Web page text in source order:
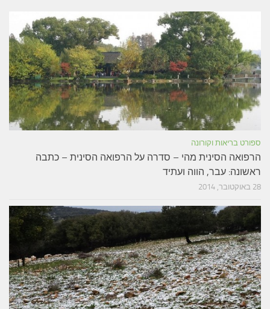
ספורט בריאות וקורונה
הרפואה הסינית מהי – סדרה על הרפואה הסינית – כתבה
ראשונה: עבר, הווה ועתיד
28 באוקטובר, 2014